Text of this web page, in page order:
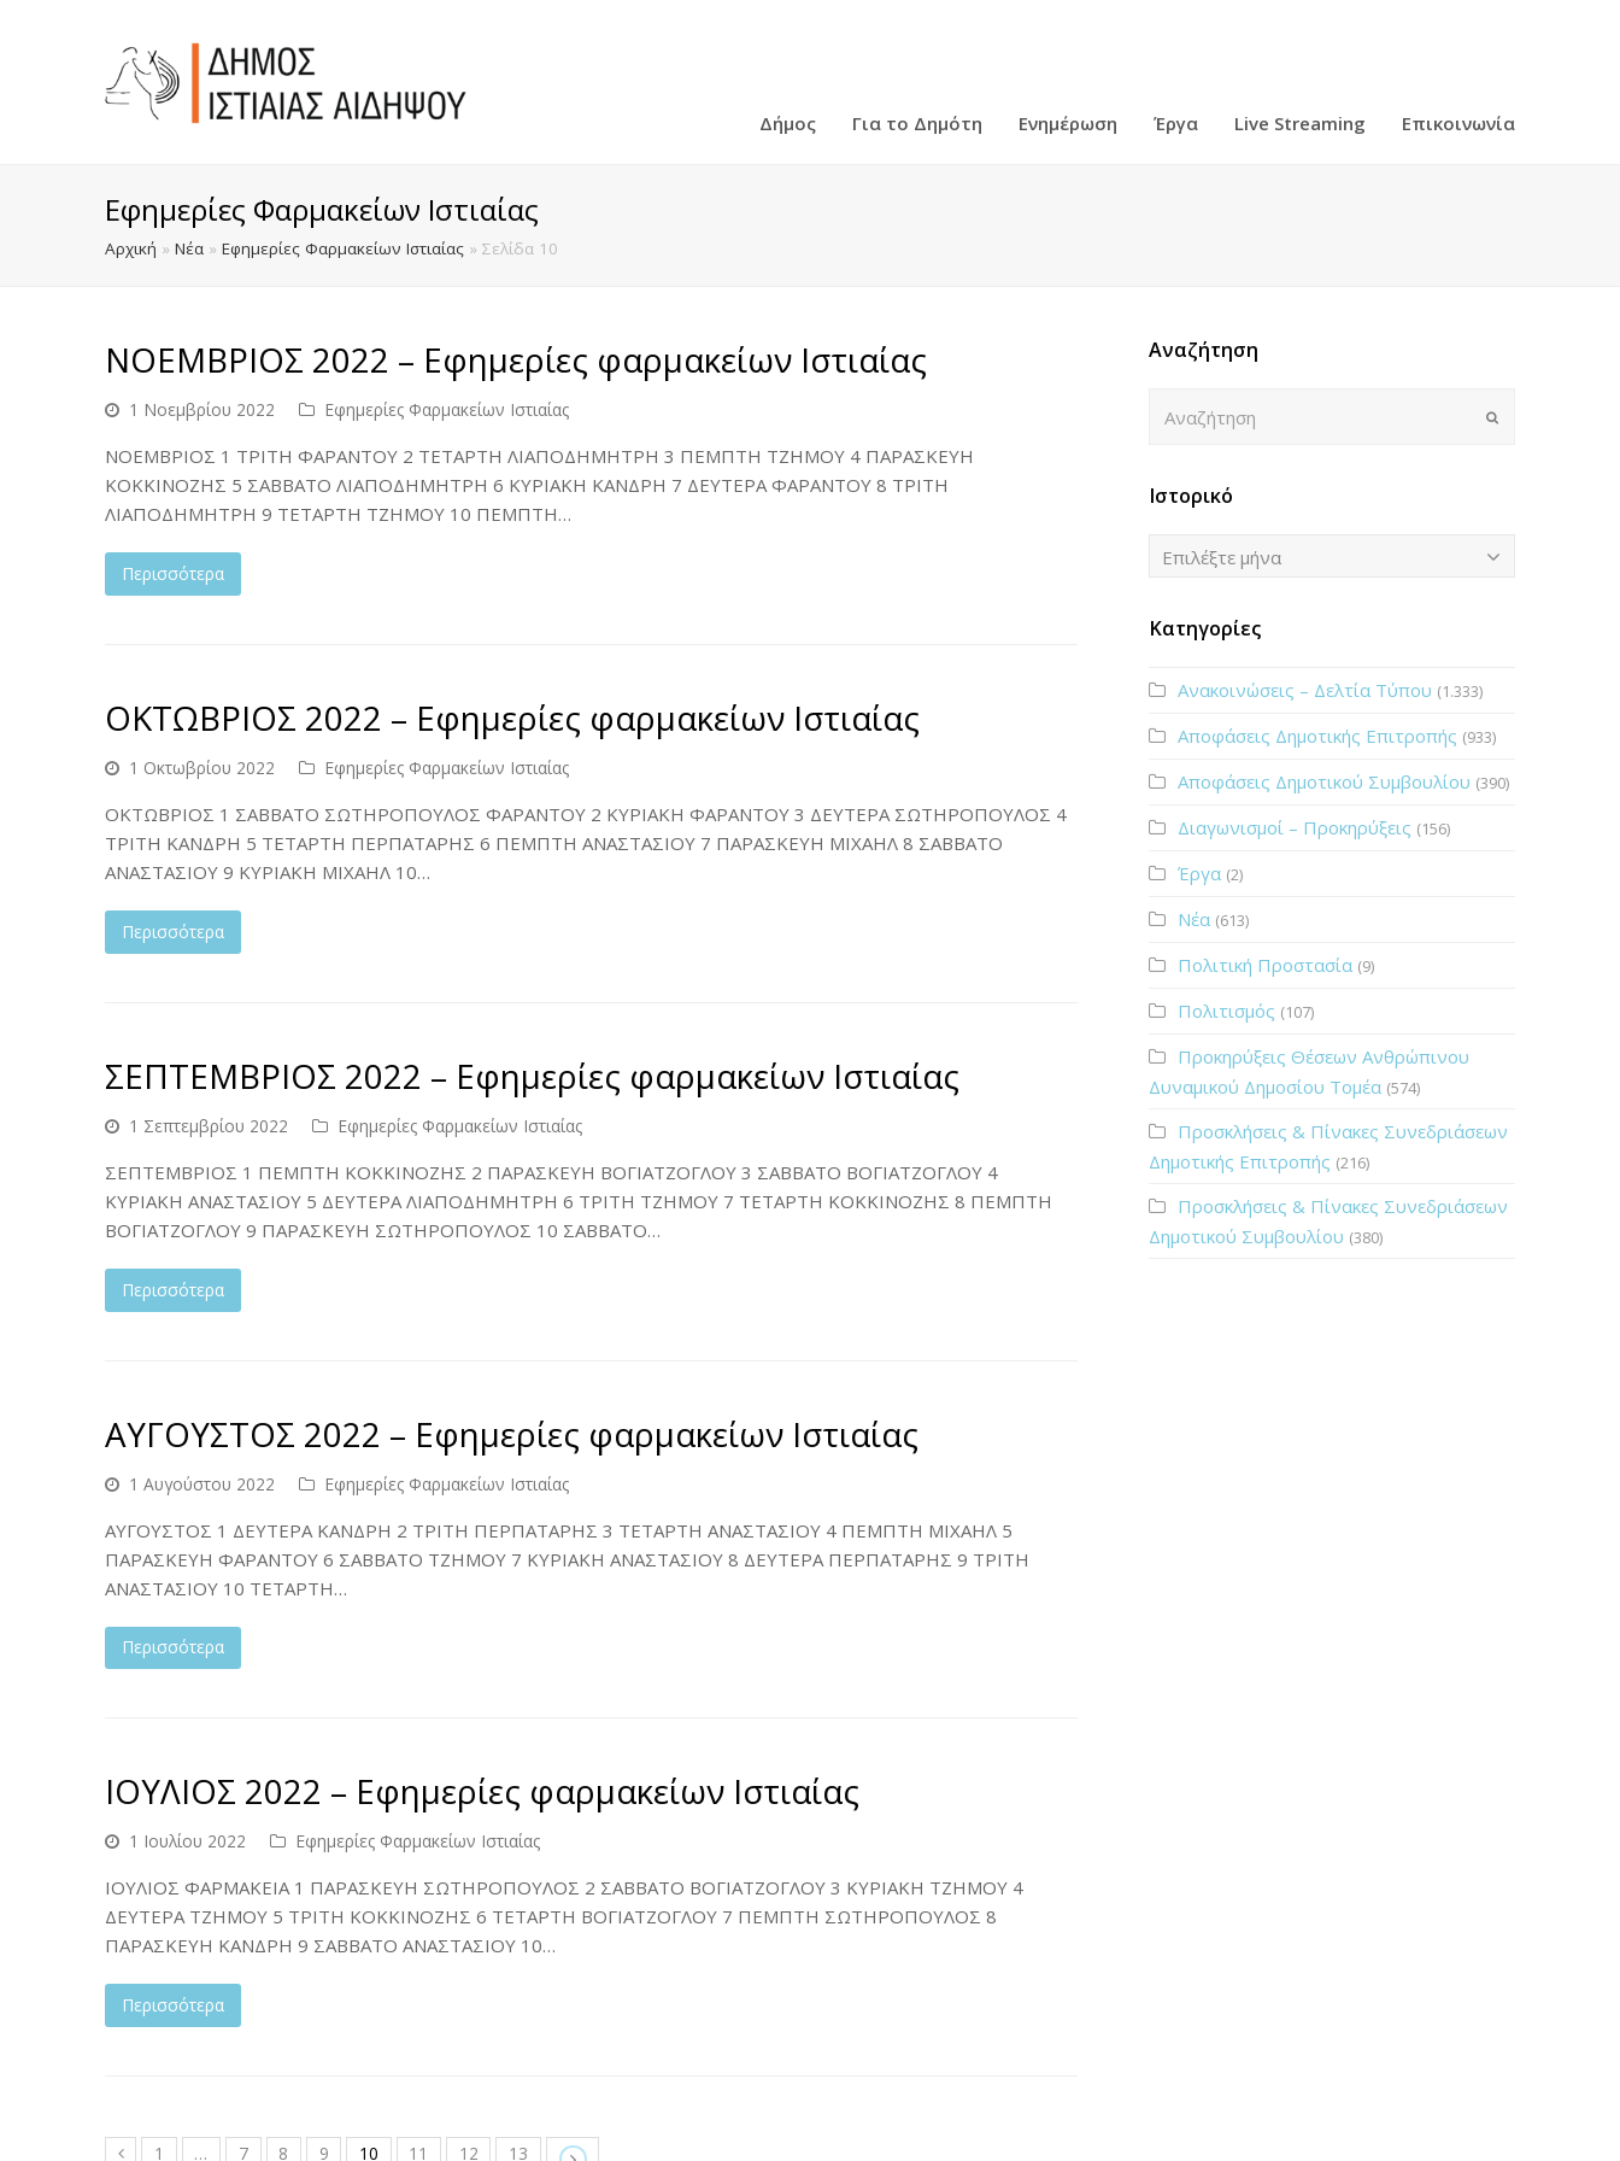
Δήμος Για το Δημότη Ενημέρωση Έργα Live Streaming Επικοινωνία
Εφημερίες Φαρμακείων Ιστιαίας
Αρχική » Νέα » Εφημερίες Φαρμακείων Ιστιαίας » Σελίδα 10
ΝΟΕΜΒΡΙΟΣ 2022 – Εφημερίες φαρμακείων Ιστιαίας
1 Νοεμβρίου 2022 Εφημερίες Φαρμακείων Ιστιαίας
ΝΟΕΜΒΡΙΟΣ 1 ΤΡΙΤΗ ΦΑΡΑΝΤΟΥ 2 ΤΕΤΑΡΤΗ ΛΙΑΠΟΔΗΜΗΤΡΗ 3 ΠΕΜΠΤΗ ΤΖΗΜΟΥ 4 ΠΑΡΑΣΚΕΥΗ
ΚΟΚΚΙΝΟΖΗΣ 5 ΣΑΒΒΑΤΟ ΛΙΑΠΟΔΗΜΗΤΡΗ 6 ΚΥΡΙΑΚΗ ΚΑΝΔΡΗ 7 ΔΕΥΤΕΡΑ ΦΑΡΑΝΤΟΥ 8 ΤΡΙΤΗ
ΛΙΑΠΟΔΗΜΗΤΡΗ 9 ΤΕΤΑΡΤΗ ΤΖΗΜΟΥ 10 ΠΕΜΠΤΗ…
Περισσότερα
ΟΚΤΩΒΡΙΟΣ 2022 – Εφημερίες φαρμακείων Ιστιαίας
1 Οκτωβρίου 2022 Εφημερίες Φαρμακείων Ιστιαίας
ΟΚΤΩΒΡΙΟΣ 1 ΣΑΒΒΑΤΟ ΣΩΤΗΡΟΠΟΥΛΟΣ ΦΑΡΑΝΤΟΥ 2 ΚΥΡΙΑΚΗ ΦΑΡΑΝΤΟΥ 3 ΔΕΥΤΕΡΑ ΣΩΤΗΡΟΠΟΥΛΟΣ 4
ΤΡΙΤΗ ΚΑΝΔΡΗ 5 ΤΕΤΑΡΤΗ ΠΕΡΠΑΤΑΡΗΣ 6 ΠΕΜΠΤΗ ΑΝΑΣΤΑΣΙΟΥ 7 ΠΑΡΑΣΚΕΥΗ ΜΙΧΑΗΛ 8 ΣΑΒΒΑΤΟ
ΑΝΑΣΤΑΣΙΟΥ 9 ΚΥΡΙΑΚΗ ΜΙΧΑΗΛ 10…
Περισσότερα
ΣΕΠΤΕΜΒΡΙΟΣ 2022 – Εφημερίες φαρμακείων Ιστιαίας
1 Σεπτεμβρίου 2022 Εφημερίες Φαρμακείων Ιστιαίας
ΣΕΠΤΕΜΒΡΙΟΣ 1 ΠΕΜΠΤΗ ΚΟΚΚΙΝΟΖΗΣ 2 ΠΑΡΑΣΚΕΥΗ ΒΟΓΙΑΤΖΟΓΛΟΥ 3 ΣΑΒΒΑΤΟ ΒΟΓΙΑΤΖΟΓΛΟΥ 4
ΚΥΡΙΑΚΗ ΑΝΑΣΤΑΣΙΟΥ 5 ΔΕΥΤΕΡΑ ΛΙΑΠΟΔΗΜΗΤΡΗ 6 ΤΡΙΤΗ ΤΖΗΜΟΥ 7 ΤΕΤΑΡΤΗ ΚΟΚΚΙΝΟΖΗΣ 8 ΠΕΜΠΤΗ
ΒΟΓΙΑΤΖΟΓΛΟΥ 9 ΠΑΡΑΣΚΕΥΗ ΣΩΤΗΡΟΠΟΥΛΟΣ 10 ΣΑΒΒΑΤΟ…
Περισσότερα
ΑΥΓΟΥΣΤΟΣ 2022 – Εφημερίες φαρμακείων Ιστιαίας
1 Αυγούστου 2022 Εφημερίες Φαρμακείων Ιστιαίας
ΑΥΓΟΥΣΤΟΣ 1 ΔΕΥΤΕΡΑ ΚΑΝΔΡΗ 2 ΤΡΙΤΗ ΠΕΡΠΑΤΑΡΗΣ 3 ΤΕΤΑΡΤΗ ΑΝΑΣΤΑΣΙΟΥ 4 ΠΕΜΠΤΗ ΜΙΧΑΗΛ 5
ΠΑΡΑΣΚΕΥΗ ΦΑΡΑΝΤΟΥ 6 ΣΑΒΒΑΤΟ ΤΖΗΜΟΥ 7 ΚΥΡΙΑΚΗ ΑΝΑΣΤΑΣΙΟΥ 8 ΔΕΥΤΕΡΑ ΠΕΡΠΑΤΑΡΗΣ 9 ΤΡΙΤΗ
ΑΝΑΣΤΑΣΙΟΥ 10 ΤΕΤΑΡΤΗ…
Περισσότερα
ΙΟΥΛΙΟΣ 2022 – Εφημερίες φαρμακείων Ιστιαίας
1 Ιουλίου 2022 Εφημερίες Φαρμακείων Ιστιαίας
ΙΟΥΛΙΟΣ ΦΑΡΜΑΚΕΙΑ 1 ΠΑΡΑΣΚΕΥΗ ΣΩΤΗΡΟΠΟΥΛΟΣ 2 ΣΑΒΒΑΤΟ ΒΟΓΙΑΤΖΟΓΛΟΥ 3 ΚΥΡΙΑΚΗ ΤΖΗΜΟΥ 4
ΔΕΥΤΕΡΑ ΤΖΗΜΟΥ 5 ΤΡΙΤΗ ΚΟΚΚΙΝΟΖΗΣ 6 ΤΕΤΑΡΤΗ ΒΟΓΙΑΤΖΟΓΛΟΥ 7 ΠΕΜΠΤΗ ΣΩΤΗΡΟΠΟΥΛΟΣ 8
ΠΑΡΑΣΚΕΥΗ ΚΑΝΔΡΗ 9 ΣΑΒΒΑΤΟ ΑΝΑΣΤΑΣΙΟΥ 10…
Περισσότερα
1 … 7 8 9 10 11 12 13
Αναζήτηση
Ιστορικό
Ιστορικό
Επιλέξτε μήνα
Κατηγορίες
Ανακοινώσεις – Δελτία Τύπου (1.333)
Αποφάσεις Δημοτικής Επιτροπής (933)
Αποφάσεις Δημοτικού Συμβουλίου (390)
Διαγωνισμοί – Προκηρύξεις (156)
Έργα (2)
Νέα (613)
Πολιτική Προστασία (9)
Πολιτισμός (107)
Προκηρύξεις Θέσεων Ανθρώπινου
Δυναμικού Δημοσίου Τομέα (574)
Προσκλήσεις & Πίνακες Συνεδριάσεων
Δημοτικής Επιτροπής (216)
Προσκλήσεις & Πίνακες Συνεδριάσεων
Δημοτικού Συμβουλίου (380)